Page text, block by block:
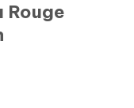
Rouge